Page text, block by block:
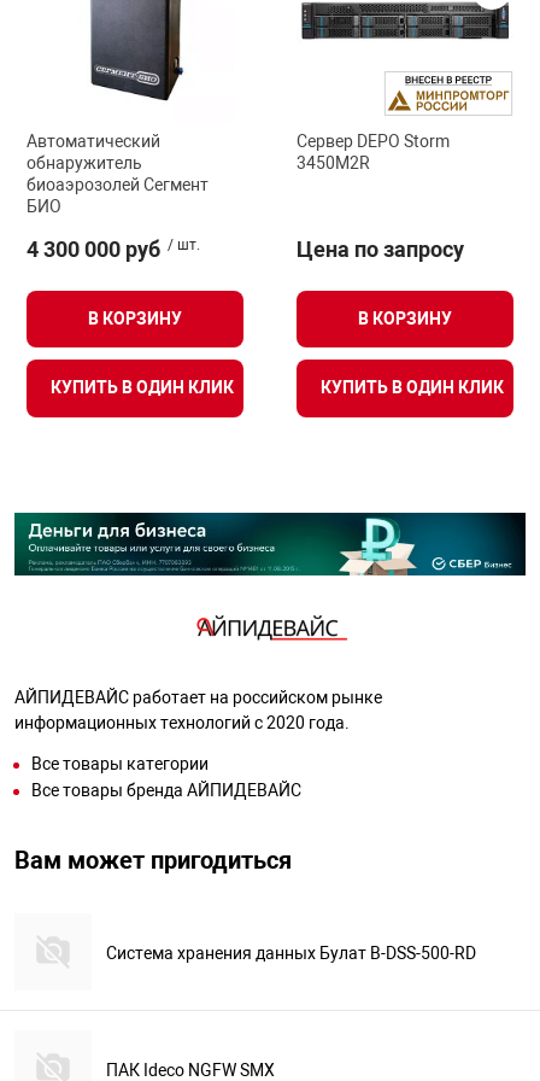
Автоматический
обнаружитель
биоаэрозолей Сегмент
БИО
4 300 000 руб / шт.
В КОРЗИНУ
КУПИТЬ В ОДИН КЛИК
Сервер DEPO Storm
3450M2R
Цена по запросу
В КОРЗИНУ
КУПИТЬ В ОДИН КЛИК
АЙПИДЕВАЙС работает на российском рынке
информационных технологий с 2020 года.
Все товары категории
Все товары бренда АЙПИДЕВАЙС
Вам может пригодиться
Система хранения данных Булат B-DSS-500-RD
ПАК Ideco NGFW SMX